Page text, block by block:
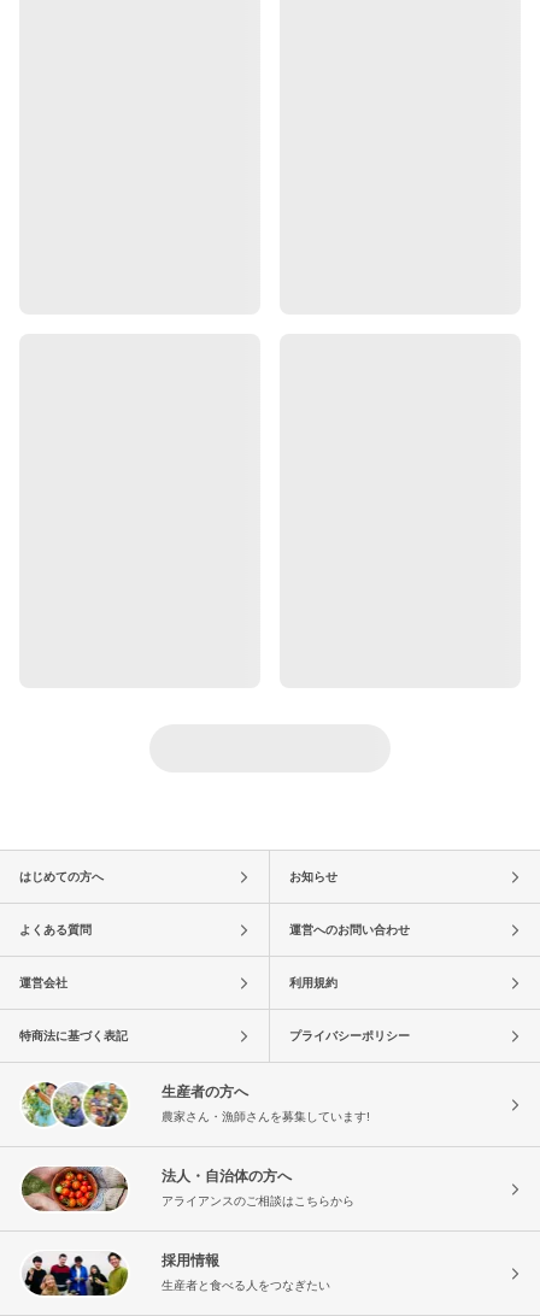
はじめての方へ お知らせ
よくある質問 運営へのお問い合わせ
運営会社 利用規約
特商法に基づく表記 プライバシーポリシー
生産者の方へ
農家さん・漁師さんを募集しています!
法人・自治体の方へ
アライアンスのご相談はこちらから
採用情報
生産者と食べる人をつなぎたい